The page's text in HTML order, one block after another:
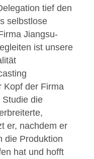
tief den
selbstlose
Jiangsu-
ist unsere
Kopf der Firma
Studie die
er, nachdem er
die Produktion
hat und hofft